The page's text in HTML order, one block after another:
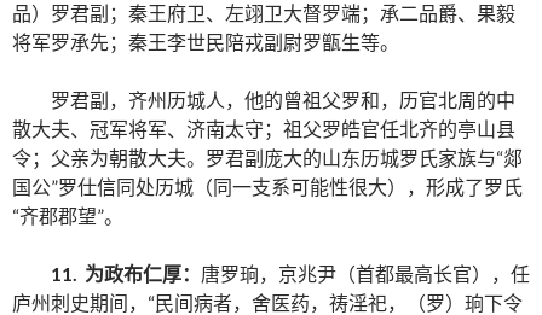
品）罗君副；秦王府卫、左翊卫大督罗端；承二品爵、果毅
将军罗承先；秦王李世民陪戎副尉罗甑生等。
罗君副，齐州历城人，他的曾祖父罗和，历官北周的中
散大夫、冠军将军、济南太守；祖父罗皓官任北齐的亭山县
令；父亲为朝散大夫。罗君副庞大的山东历城罗氏家族与“郯
国公”罗仕信同处历城（同一支系可能性很大），形成了罗氏
“齐郡郡望”。
11. 为政布仁厚： 唐罗珦，京兆尹（首都最高长官），任
庐州刺史期间，“民间病者，舍医药，祷淫祀，（罗）珦下令